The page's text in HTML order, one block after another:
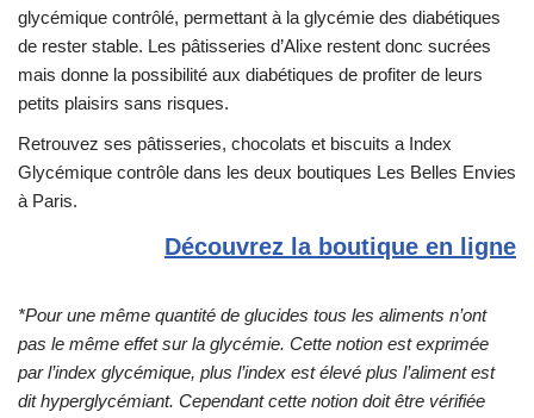
glycémique contrôlé, permettant à la glycémie des diabétiques
de rester stable. Les pâtisseries d’Alixe restent donc sucrées
mais donne la possibilité aux diabétiques de profiter de leurs
petits plaisirs sans risques.
Retrouvez ses pâtisseries, chocolats et biscuits a Index
Glycémique contrôle dans les deux boutiques Les Belles Envies
à Paris.
Découvrez la boutique en ligne
*Pour une même quantité de glucides tous les aliments n’ont
pas le même effet sur la glycémie. Cette notion est exprimée
par l’index glycémique, plus l’index est élevé plus l’aliment est
dit hyperglycémiant. Cependant cette notion doit être vérifiée